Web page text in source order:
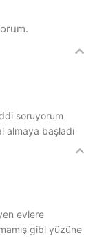
soruyorum
almaya başladı
evlere
gibi yüzüne